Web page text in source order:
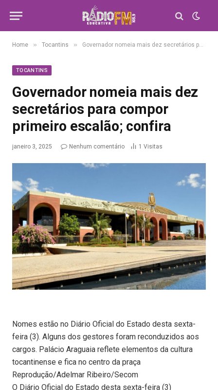
Home » Tocantins » Governador nomeia mais dez secretários para compor primeiro escalão; confira
TOCANTINS
Governador nomeia mais dez
secretários para compor
primeiro escalão; confira
janeiro 3, 2025 Nenhum comentário 1 Visitas
Nomes estão no Diário Oficial do Estado desta sexta-
feira (3). Alguns dos gestores foram reconduzidos aos
cargos. Palácio Araguaia reflete elementos da cultura
tocantinense e fica no centro da praça
Reprodução/Adelmar Ribeiro/Secom
O Diário Oficial do Estado desta sexta-feira (3)